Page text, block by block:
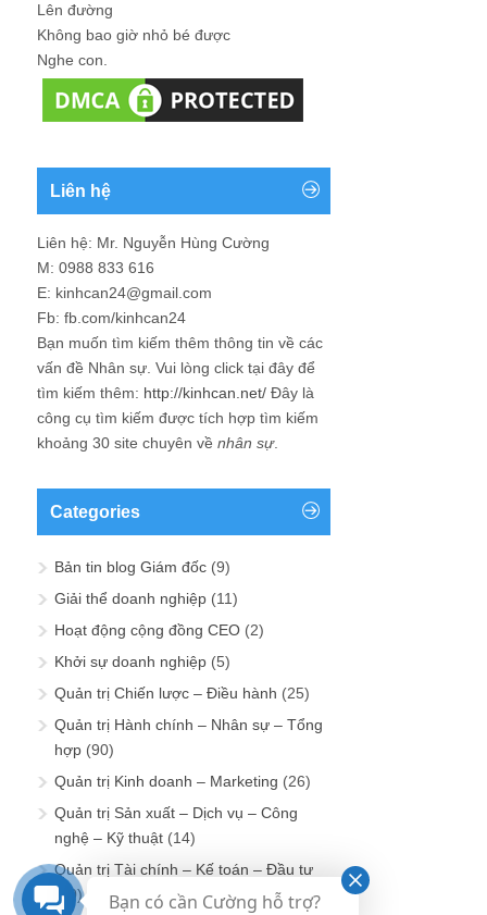
Lên đường
Không bao giờ nhỏ bé được
Nghe con.
Liên hệ
Liên hệ: Mr. Nguyễn Hùng Cường
M: 0988 833 616
E: kinhcan24@gmail.com
Fb: fb.com/kinhcan24
Bạn muốn tìm kiếm thêm thông tin về các
vấn đề Nhân sự . Vui lòng click tại đây để
tìm kiếm thêm: http://kinhcan.net/ Đây là
công cụ tìm kiếm được tích hợp tìm kiếm
khoảng 30 site chuyên về nhân sự.
Categories
Bản tin blog Giám đốc (9)
Giải thể doanh nghiệp (11)
Hoạt động cộng đồng CEO (2)
Khởi sự doanh nghiệp (5)
Quản trị Chiến lược – Điều hành (25)
Quản trị Hành chính – Nhân sự – Tổng
hợp (90)
Quản trị Kinh doanh – Marketing (26)
Quản trị Sản xuất – Dịch vụ – Công
nghệ – Kỹ thuật (14)
Quản trị Tài chính – Kế toán – Đầu tư
(20)
Bạn có cần Cường hỗ trợ?